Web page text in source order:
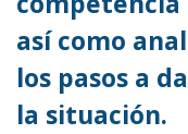
así como
los pasos a
la situación.